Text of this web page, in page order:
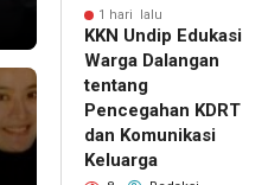
1 hari lalu
KKN Undip Edukasi
Warga Dalangan
tentang
Pencegahan KDRT
dan Komunikasi
Keluarga